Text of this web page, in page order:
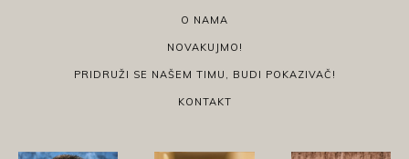
O NAMA
NOVAKUJMO!
PRIDRUŽI SE NAŠEM TIMU, BUDI POKAZIVAČ!
KONTAKT